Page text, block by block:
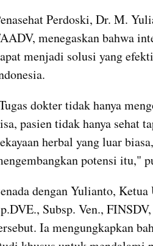
Perdoski, Dr. M.
menegaskan bahwa
menjadi solusi yang
dokter tidak hanya
pasien tidak hanya sehat
herbal yang luar
potensi itu,"
dengan Yulianto,
Subsp. Ven.,
Ia mengungkapkan